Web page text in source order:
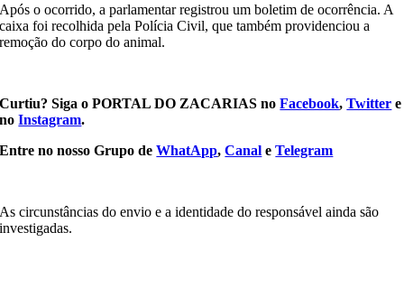
Após o ocorrido, a parlamentar registrou um boletim de ocorrência. A
caixa foi recolhida pela Polícia Civil, que também providenciou a
remoção do corpo do animal.
Curtiu? Siga o PORTAL DO ZACARIAS noFacebook,Twitter e
noInstagram.
Entre no nosso Grupo deWhatApp,Canal eTelegram
As circunstâncias do envio e a identidade do responsável ainda são
investigadas.